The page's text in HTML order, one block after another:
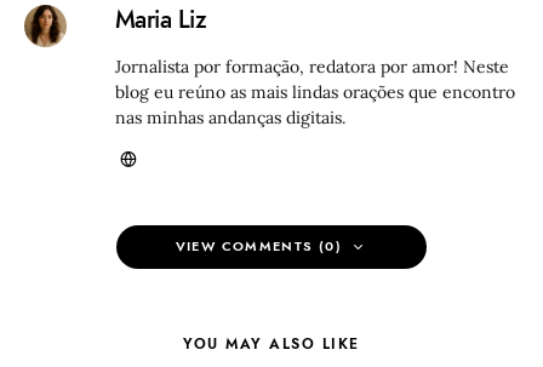
Maria Liz
Jornalista por formação, redatora por amor! Neste
blog eu reúno as mais lindas orações que encontro
nas minhas andanças digitais.
VIEW COMMENTS (0)
YOU MAY ALSO LIKE